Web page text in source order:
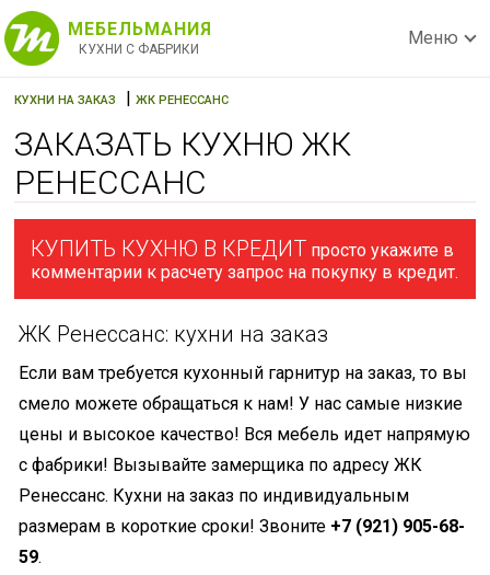
МЕБЕЛЬМАНИЯ
КУХНИ С ФАБРИКИ
Меню
КУХНИ НА ЗАКАЗ |ЖК РЕНЕССАНС
ЗАКАЗАТЬ КУХНЮ ЖК
РЕНЕССАНС
КУПИТЬ КУХНЮ В КРЕДИТ просто укажите в
комментарии к расчету запрос на покупку в кредит.
ЖК Ренессанс: кухни на заказ
Если вам требуется кухонный гарнитур на заказ, то вы
смело можете обращаться к нам! У нас самые низкие
цены и высокое качество! Вся мебель идет напрямую
с фабрики! Вызывайте замерщика по адресу ЖК
Ренессанс. Кухни на заказ по индивидуальным
размерам в короткие сроки! Звоните +7 (921) 905-68-
59.